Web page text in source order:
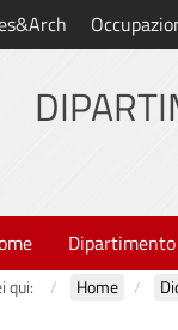
Dipartimento
qui: Home